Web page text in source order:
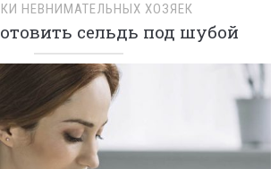
НЕВНИМАТЕЛЬНЫХ ХОЗЯЕК
сельдь под шубой